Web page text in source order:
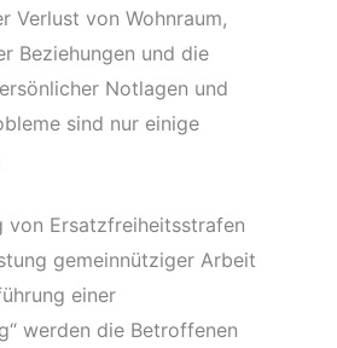
Verlust von Wohnraum,
Beziehungen und die
Notlagen und
sind nur einige
von Ersatzfreiheitsstrafen
gemeinnütziger Arbeit
einer
werden die Betroffenen